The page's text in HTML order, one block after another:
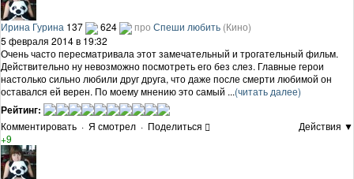
Ирина Гурина 137 624 про Спеши любить (Кино)
5 февраля 2014 в 19:32
Очень часто пересматривала этот замечательный и трогательный фильм.
Действительно ну невозможно посмотреть его без слез. Главные герои
настолько сильно любили друг друга, что даже после смерти любимой он
оставался ей верен. По моему мнению это самый ...(читать далее)
Рейтинг:
Комментировать · Я смотрел · Поделиться
Действия ▼
+9